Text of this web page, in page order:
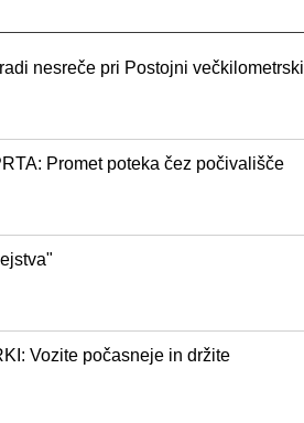
nesreče pri Postojni večkilometrski
Promet poteka čez počivališče
Vozite počasneje in držite